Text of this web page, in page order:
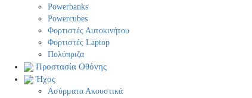
Powerbanks
Powercubes
Φορτιστές Αυτοκινήτου
Φορτιστές Laptop
Πολύπριζα
Προστασία Οθόνης
Ήχος
Ασύρματα Ακουστικά